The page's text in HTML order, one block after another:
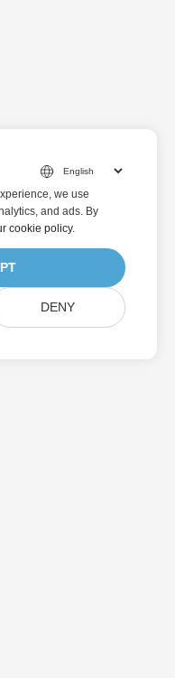
we use
and ads. By
cookie policy.
DENY